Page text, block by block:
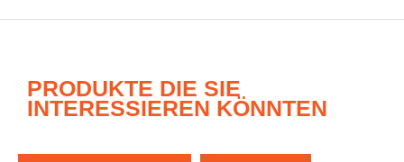
PRODUKTE DIE SIE
INTERESSIEREN KÖNNTEN